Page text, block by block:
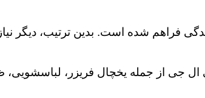
فراهم شده است. بدین ترتیب، دیگر
ال جی از جمله یخچال فریزر،